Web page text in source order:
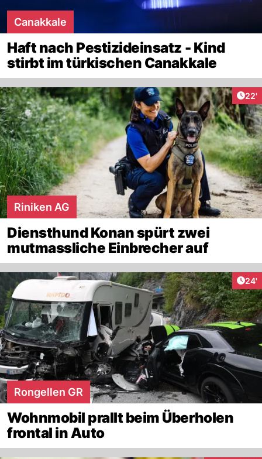
Canakkale
Haft nach Pestizideinsatz - Kind
stirbt im türkischen Canakkale
22'
Riniken AG
Diensthund Konan spürt zwei
mutmassliche Einbrecher auf
24'
Rongellen GR
Wohnmobil prallt beim Überholen
frontal in Auto